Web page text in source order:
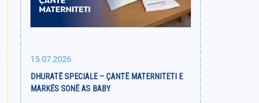
15.07.2026
DHURATË SPECIALE – ÇANTË MATERNITETI E
MARKËS SONË AS BABY